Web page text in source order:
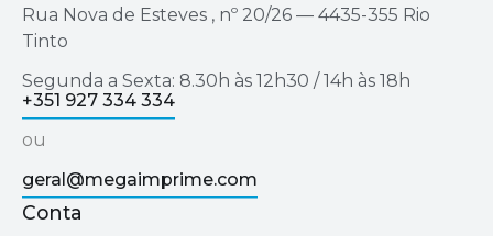
Rua Nova de Esteves , nº 20/26 — 4435-355 Rio
Tinto
Segunda a Sexta: 8.30h às 12h30 / 14h às 18h
+351 927 334 334
ou
geral@megaimprime.com
Conta